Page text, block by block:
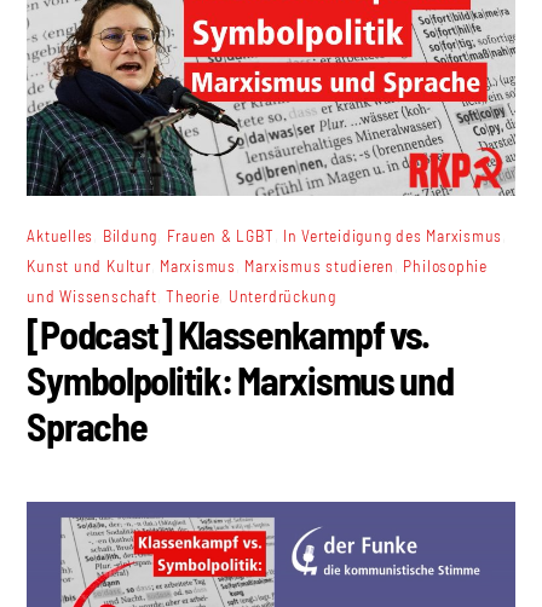
Aktuelles Bildung Frauen & LGBT In Verteidigung des Marxismus
Kunst und Kultur Marxismus Marxismus studieren Philosophie
und Wissenschaft ,Theorie Unterdrückung
[Podcast] Klassenkampf vs.
Symbolpolitik: Marxismus und
Sprache